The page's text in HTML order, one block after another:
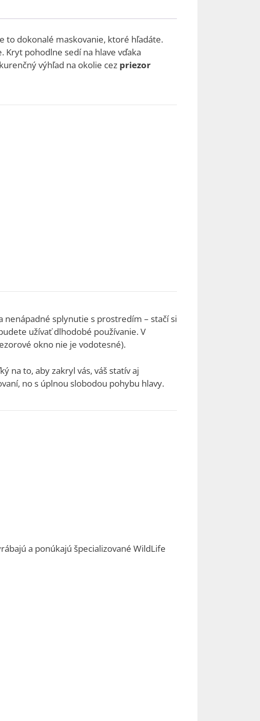
to dokonalé maskovanie, ktoré hľadáte.
pohodlne sedí na hlave vďaka
výhľad na okolie cez priezor
splynutie s prostredím – stačí si
užívať dlhodobé používanie. V
okno nie je vodotesné).
na to, aby zakryl vás, váš statív aj
no s úplnou slobodou pohybu hlavy.
a ponúkajú špecializované WildLife